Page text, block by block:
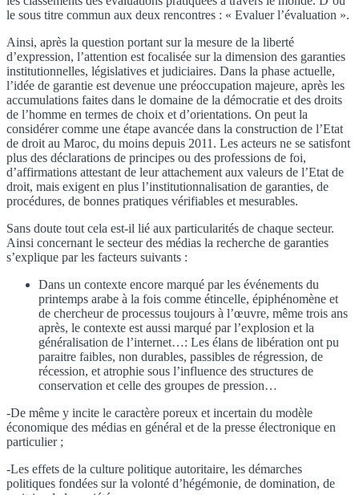
le sous titre commun aux deux rencontres : « Evaluer l’évaluation ».
Ainsi, après la question portant sur la mesure de la liberté
d’expression, l’attention est focalisée sur la dimension des garanties
institutionnelles, législatives et judiciaires. Dans la phase actuelle,
l’idée de garantie est devenue une préoccupation majeure, après les
accumulations faites dans le domaine de la démocratie et des droits
de l’homme en termes de choix et d’orientations. On peut la
considérer comme une étape avancée dans la construction de l’Etat
de droit au Maroc, du moins depuis 2011. Les acteurs ne se satisfont
plus des déclarations de principes ou des professions de foi,
d’affirmations attestant de leur attachement aux valeurs de l’Etat de
droit, mais exigent en plus l’institutionnalisation de garanties, de
procédures, de bonnes pratiques vérifiables et mesurables.
Sans doute tout cela est-il lié aux particularités de chaque secteur.
Ainsi concernant le secteur des médias la recherche de garanties
s’explique par les facteurs suivants :
Dans un contexte encore marqué par les événements du
printemps arabe à la fois comme étincelle, épiphénomène et
de chercheur de processus toujours à l’œuvre, même trois ans
après, le contexte est aussi marqué par l’explosion et la
généralisation de l’internet…: Les élans de libération ont pu
paraitre faibles, non durables, passibles de régression, de
récession, et atrophie sous l’influence des structures de
conservation et celle des groupes de pression…
-De même y incite le caractère poreux et incertain du modèle
économique des médias en général et de la presse électronique en
particulier ;
-Les effets de la culture politique autoritaire, les démarches
politiques fondées sur la volonté d’hégémonie, de domination, de